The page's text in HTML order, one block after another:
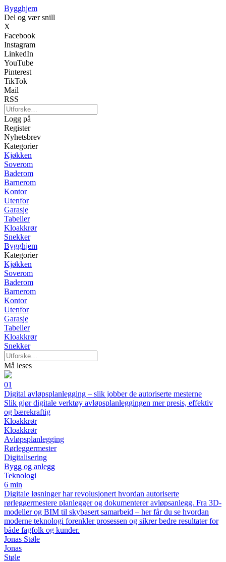
Bygghjem
Del og vær snill
X
Facebook
Instagram
LinkedIn
YouTube
Pinterest
TikTok
Mail
RSS
Logg på
Register
Nyhetsbrev
Kategorier
Kjøkken
Soverom
Baderom
Barnerom
Kontor
Utenfor
Garasje
Tabeller
Kloakkrør
Snekker
Bygghjem
Kategorier
Kjøkken
Soverom
Baderom
Barnerom
Kontor
Utenfor
Garasje
Tabeller
Kloakkrør
Snekker
Må leses
01
Digital avløpsplanlegging – slik jobber de autoriserte mesterne
Slik gjør digitale verktøy avløpsplanleggingen mer presis, effektiv
og bærekraftig
Kloakkrør
Kloakkrør
Avløpsplanlegging
Rørleggermester
Digitalisering
Bygg og anlegg
Teknologi
6 min
Digitale løsninger har revolusjonert hvordan autoriserte
rørleggermestere planlegger og dokumenterer avløpsanlegg. Fra 3D-
modeller og BIM til skybasert samarbeid – her får du se hvordan
moderne teknologi forenkler prosessen og sikrer bedre resultater for
både fagfolk og kunder.
Jonas Støle
Jonas
Støle